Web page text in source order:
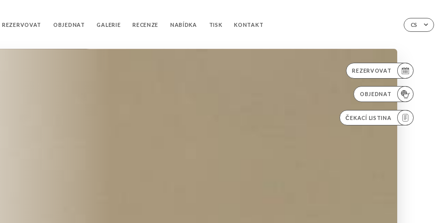
CS
REZERVOVAT OBJEDNAT GALERIE RECENZE NABÍDKA TISK KONTAKT
REZERVOVAT
OBJEDNAT
ČEKACÍ LISTINA